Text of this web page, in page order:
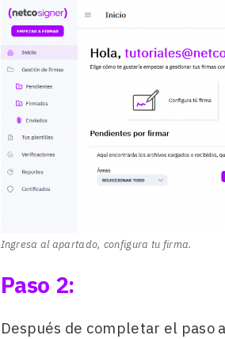
Ingresa al apartado, configura tu firma.
Paso 2:
Después de completar el paso